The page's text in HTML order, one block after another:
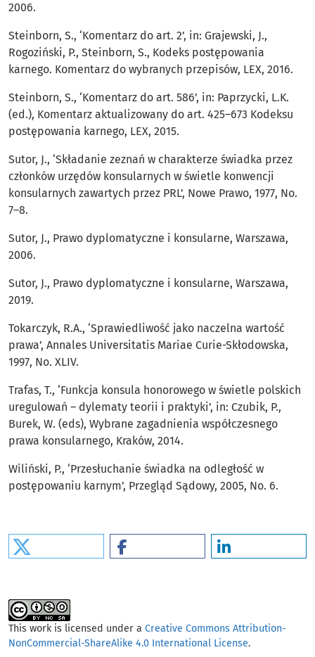
2006.
Steinborn, S., ‘Komentarz do art. 2’, in: Grajewski, J.,
Rogoziński, P., Steinborn, S., Kodeks postępowania
karnego. Komentarz do wybranych przepisów, LEX, 2016.
Steinborn, S., ‘Komentarz do art. 586’, in: Paprzycki, L.K.
(ed.), Komentarz aktualizowany do art. 425–673 Kodeksu
postępowania karnego, LEX, 2015.
Sutor, J., ‘Składanie zeznań w charakterze świadka przez
członków urzędów konsularnych w świetle konwencji
konsularnych zawartych przez PRL’, Nowe Prawo, 1977, No.
7–8.
Sutor, J., Prawo dyplomatyczne i konsularne, Warszawa,
2006.
Sutor, J., Prawo dyplomatyczne i konsularne, Warszawa,
2019.
Tokarczyk, R.A., ‘Sprawiedliwość jako naczelna wartość
prawa’, Annales Universitatis Mariae Curie-Skłodowska,
1997, No. XLIV.
Trafas, T., ‘Funkcja konsula honorowego w świetle polskich
uregulowań – dylematy teorii i praktyki’, in: Czubik, P.,
Burek, W. (eds), Wybrane zagadnienia współczesnego
prawa konsularnego, Kraków, 2014.
Wiliński, P., ‘Przesłuchanie świadka na odległość w
postępowaniu karnym’, Przegląd Sądowy, 2005, No. 6.
This work is licensed under a Creative Commons Attribution-
NonCommercial-ShareAlike 4.0 International License.